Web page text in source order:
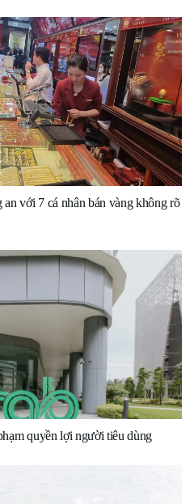
với 7 cá nhân bán vàng không rõ
quyền lợi người tiêu dùng